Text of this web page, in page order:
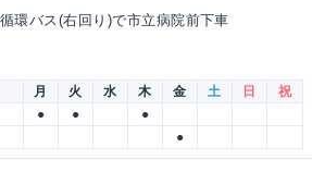
環バス(右回り)で市立病院前下車
月 火 水 木 金 土 日
祝
● ●
●
●